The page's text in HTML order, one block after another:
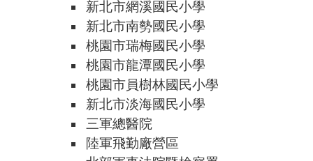
新北市網溪國民小學
新北市南勢國民小學
桃園市瑞梅國民小學
桃園市龍潭國民小學
桃園市員樹林國民小學
新北市淡海國民小學
三軍總醫院
陸軍飛勤廠營區